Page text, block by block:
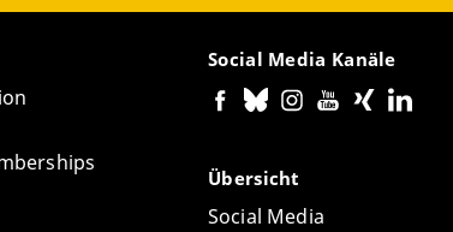
Social Media Kanäle
Übersicht
Social Media